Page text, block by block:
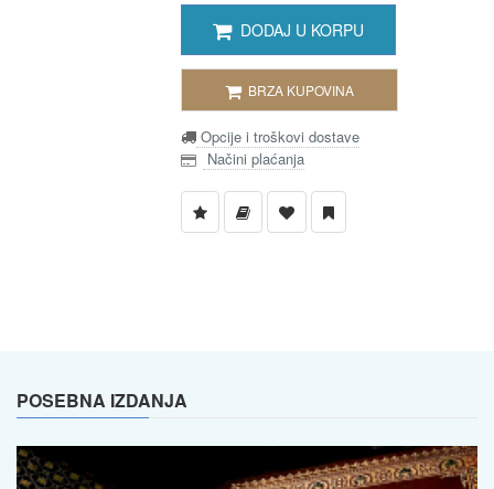
DODAJ U KORPU
BRZA KUPOVINA
Opcije i troškovi dostave
Načini plaćanja
POSEBNA IZDANJA